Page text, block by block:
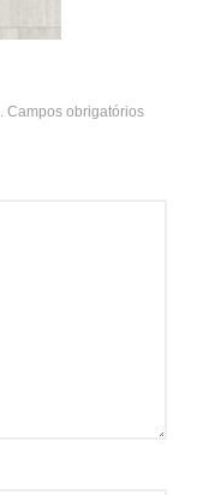
Campos obrigatórios